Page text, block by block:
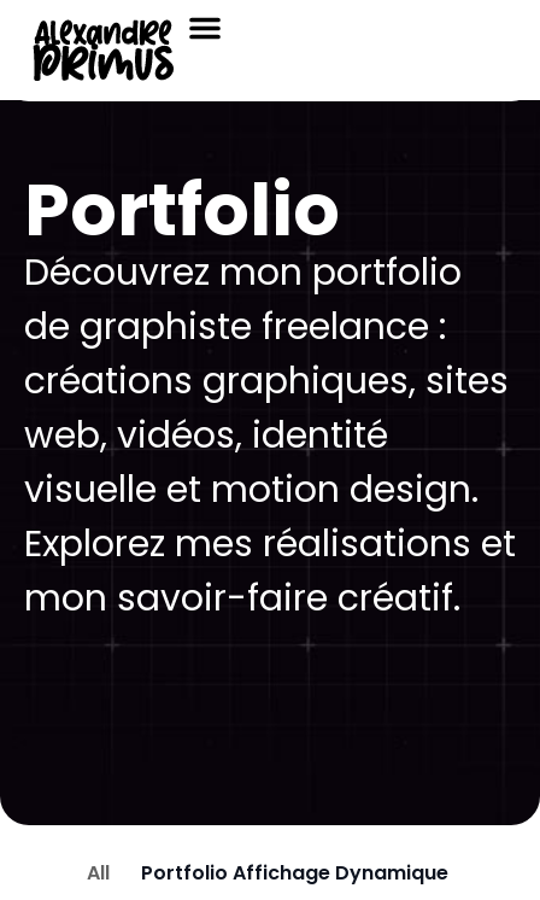
Portfolio
Découvrez mon portfolio
de graphiste freelance :
créations graphiques, sites
web, vidéos, identité
visuelle et motion design.
Explorez mes réalisations et
mon savoir-faire créatif.
All
Portfolio Affichage Dynamique